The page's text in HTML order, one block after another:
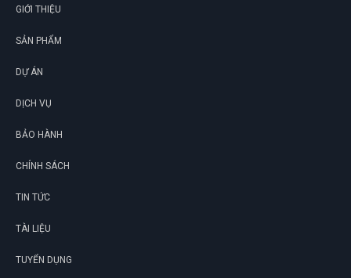
GIỚI THIỆU
SẢN PHẨM
DỰ ÁN
DỊCH VỤ
BẢO HÀNH
CHÍNH SÁCH
TIN TỨC
TÀI LIỆU
TUYỂN DỤNG